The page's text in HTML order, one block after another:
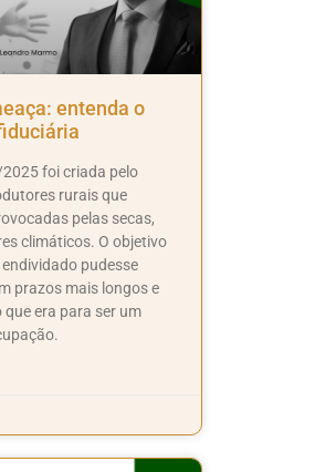
entenda o
foi criada pelo
rurais que
pelas secas,
climáticos. O objetivo
pudesse
prazos mais longos e
era para ser um